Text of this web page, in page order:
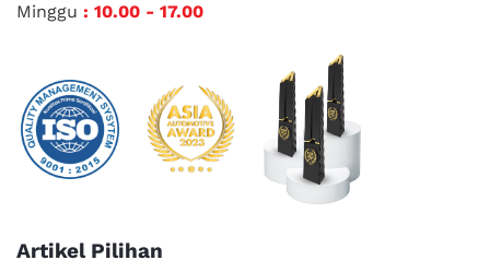
Minggu : 10.00 - 17.00
Artikel Pilihan